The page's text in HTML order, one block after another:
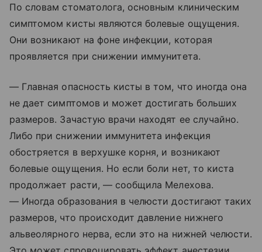
По словам стоматолога, основным клиническим
симптомом кисты являются болевые ощущения.
Они возникают на фоне инфекции, которая
проявляется при снижении иммунитета.
— Главная опасность кисты в том, что иногда она
не дает симптомов и может достигать больших
размеров. Зачастую врачи находят ее случайно.
Либо при снижении иммунитета инфекция
обостряется в верхушке корня, и возникают
болевые ощущения. Но если боли нет, то киста
продолжает расти, — сообщила Мелехова.
— Иногда образования в челюсти достигают таких
размеров, что происходит давление нижнего
альвеолярного нерва, если это на нижней челюсти.